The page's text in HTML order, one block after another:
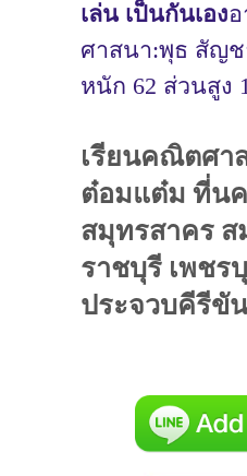
เล่น เป็นกันเอง
ศาสนา:พุธ สัญช
หนัก 62 ส่วนสูง
เรียนคณิตศา
ต๋อมแต๋ม ที่น
สมุทรสาคร ส
ราชบุรี เพชร
ประจวบคีรีขั